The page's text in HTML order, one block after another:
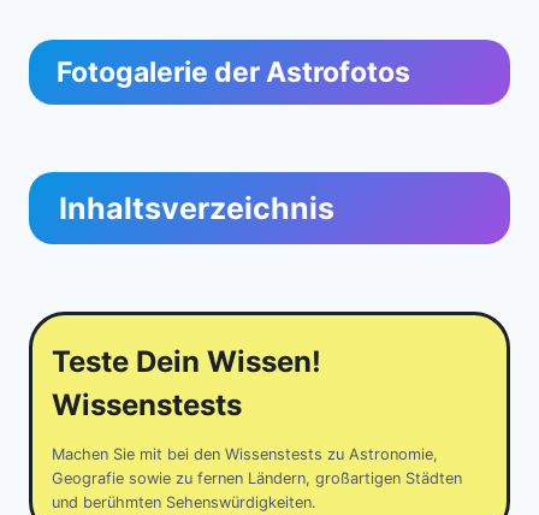
Fotogalerie der Astrofotos
Inhaltsverzeichnis
Teste Dein Wissen!
Wissenstests
Machen Sie mit bei den Wissenstests zu Astronomie,
Geografie sowie zu fernen Ländern, großartigen Städten
und berühmten Sehenswürdigkeiten.